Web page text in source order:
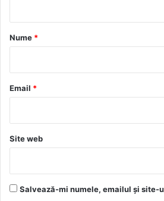
r
*
Nume *
Email *
Site web
Salvează-mi numele, emailul și site-